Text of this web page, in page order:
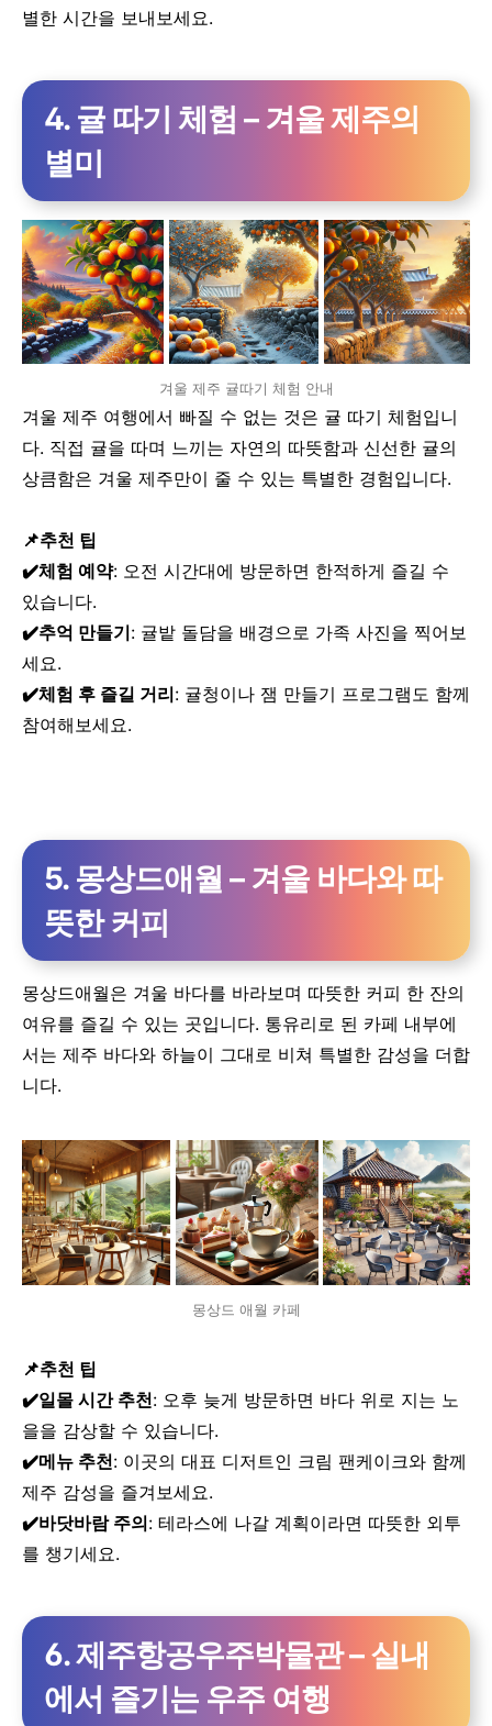
별한 시간을 보내보세요.
4. 귤 따기 체험 – 겨울 제주의
별미
겨울 제주 귤따기 체험 안내
겨울 제주 여행에서 빠질 수 없는 것은 귤 따기 체험입니
다. 직접 귤을 따며 느끼는 자연의 따뜻함과 신선한 귤의
상큼함은 겨울 제주만이 줄 수 있는 특별한 경험입니다.
📌추천 팁
✔️체험 예약: 오전 시간대에 방문하면 한적하게 즐길 수
있습니다.
✔️추억 만들기: 귤밭 돌담을 배경으로 가족 사진을 찍어보
세요.
✔️체험 후 즐길 거리: 귤청이나 잼 만들기 프로그램도 함께
참여해보세요.
5. 몽상드애월 – 겨울 바다와 따
뜻한 커피
몽상드애월은 겨울 바다를 바라보며 따뜻한 커피 한 잔의
여유를 즐길 수 있는 곳입니다. 통유리로 된 카페 내부에
서는 제주 바다와 하늘이 그대로 비쳐 특별한 감성을 더합
니다.
몽상드 애월 카페
📌추천 팁
✔️일몰 시간 추천: 오후 늦게 방문하면 바다 위로 지는 노
을을 감상할 수 있습니다.
✔️메뉴 추천: 이곳의 대표 디저트인 크림 팬케이크와 함께
제주 감성을 즐겨보세요.
✔️바닷바람 주의: 테라스에 나갈 계획이라면 따뜻한 외투
를 챙기세요.
6. 제주항공우주박물관 – 실내
에서 즐기는 우주 여행